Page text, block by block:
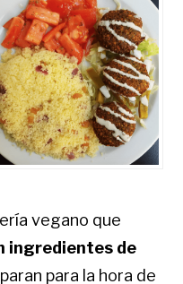
vegano que
ingredientes de
para la hora de